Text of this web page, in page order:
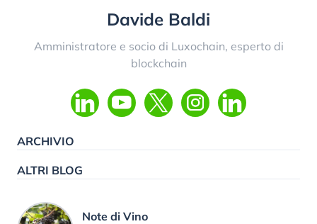
Davide Baldi
Amministratore e socio di Luxochain, esperto di
blockchain
ARCHIVIO
ALTRI BLOG
Note di Vino